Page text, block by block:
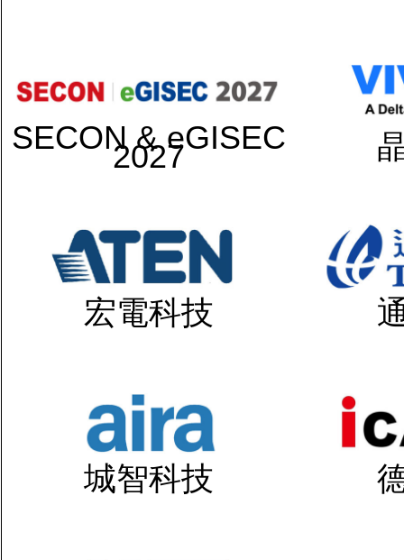
SECON & eGISEC
2027
宏電科技
城智科技